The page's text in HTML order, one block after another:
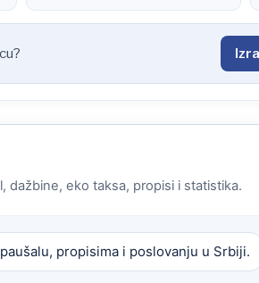
dažbine, eko taksa, propisi i statistika.
propisima i poslovanju u Srbiji.